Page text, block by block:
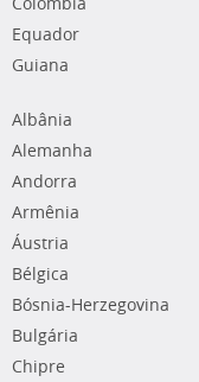
Equador
Guiana
Albânia
Alemanha
Andorra
Armênia
Áustria
Bélgica
Bósnia-Herzegovina
Bulgária
Chipre